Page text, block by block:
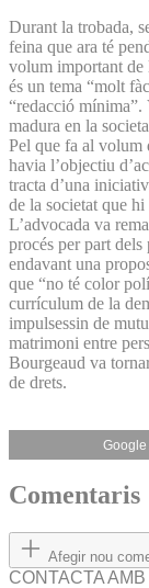
Durant la trobada,
feina que ara té
volum important de
és un tema “molt
“redacció mínima”.
madura en la
Pel que fa al volum
havia l’objectiu
tracta d’una
de la societat que
L’advocada va
procés per part
endavant una
que “no té color
currículum de la
impulsessin de
matrimoni entre
Bourgeaud va
de drets.
Google
Comentaris
Afegir nou
CONTACTA